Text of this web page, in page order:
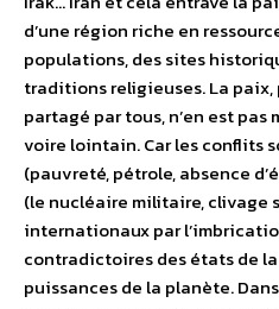
d’une région riche en
populations, des sites
traditions religieuses. La
partagé par tous, n’en est
voire lointain. Car les conflits
(pauvreté, pétrole, absence
(le nucléaire militaire,
internationaux par
contradictoires des états de
puissances de la planète.